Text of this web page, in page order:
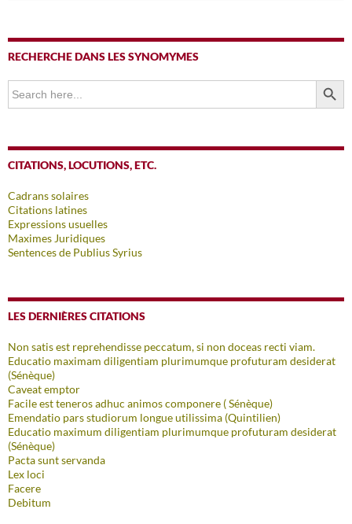
RECHERCHE DANS LES SYNOMYMES
Search
for:
SEARCH
CITATIONS, LOCUTIONS, ETC.
Cadrans solaires
Citations latines
Expressions usuelles
Maximes Juridiques
Sentences de Publius Syrius
LES DERNIÈRES CITATIONS
Non satis est reprehendisse peccatum, si non doceas recti viam.
Educatio maximam diligentiam plurimumque profuturam desiderat
(Sénèque)
Caveat emptor
Facile est teneros adhuc animos componere ( Sénèque)
Emendatio pars studiorum longue utilissima (Quintilien)
Educatio maximum diligentiam plurimumque profuturam desiderat
(Sénèque)
Pacta sunt servanda
Lex loci
Facere
Debitum